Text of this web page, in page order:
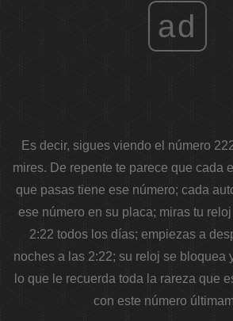
ad
Es decir, sigues viendo el número
mires. De repente te parece que cada
que pasas tiene ese número; cada
ese número en su placa; miras tu
2:22 todos los días; empiezas a
noches a las 2:22; su reloj se bloquea
lo que le recuerda toda la rareza que
con este número